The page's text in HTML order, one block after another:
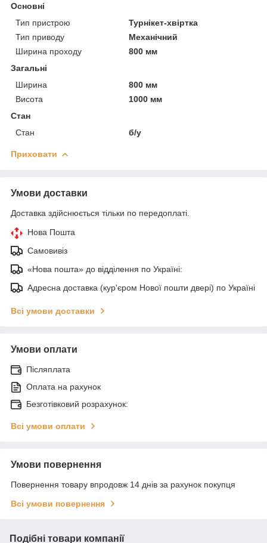
Основні
Тип пристрою
Турнікет-хвіртка
Тип приводу
Механічний
Ширина проходу
800 мм
Загальні
Ширина
800 мм
Висота
1000 мм
Стан
Стан
б/у
Приховати
Умови доставки
Доставка здійснюється тільки по передоплаті.
Нова Пошта
Самовивіз
«Нова пошта» до відділення по Україні:
Адресна доставка (кур'єром Нової пошти двері) по Україні
Всі умови доставки
Умови оплати
Післяплата
Оплата на рахунок
Безготівковий розрахунок:
Всі умови оплати
Умови повернення
Повернення товару впродовж 14 днів за рахунок покупця
Всі умови повернення
Подібні товари компанії